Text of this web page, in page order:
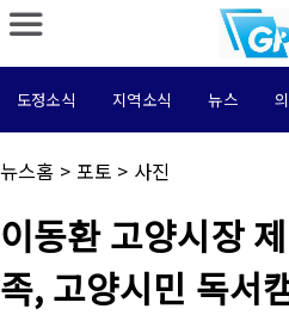
도정소식 지역소식 뉴스
채
널
:
뉴스홈 > 포토 > 사진
기
사
목
이동환 고양시장
족, 고양시민 독서